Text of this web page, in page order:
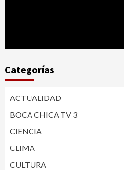
Categorías
ACTUALIDAD
BOCA CHICA TV 3
CIENCIA
CLIMA
CULTURA